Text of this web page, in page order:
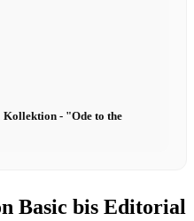
Kollektion - "Ode to the
Basic bis Editorial